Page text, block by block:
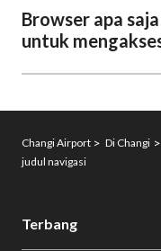
Browser apa
untuk
Changi Airport Di Changi
judul navigasi
Terbang